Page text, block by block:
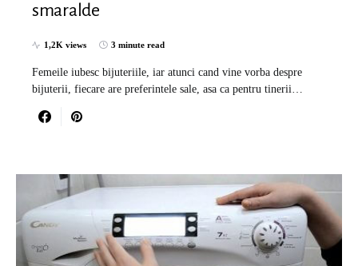
smaralde
1,2K views 3 minute read
Femeile iubesc bijuteriile, iar atunci cand vine vorba despre
bijuterii, fiecare are preferintele sale, asa ca pentru tinerii…